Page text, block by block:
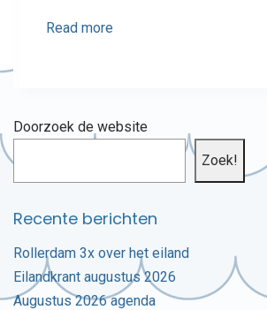
Read more
Doorzoek de website
Zoek!
Recente berichten
Rollerdam 3x over het eiland
Eilandkrant augustus 2026
Augustus 2026 agenda